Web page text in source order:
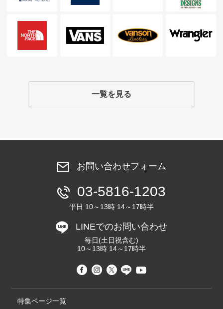
一覧を見る
お問い合わせフォーム
03-5816-1203
平日 10～13時 14～17時半
LINEでのお問い合わせ
毎日(土日祝含む)
10～13時 14～17時半
特集ページ一覧